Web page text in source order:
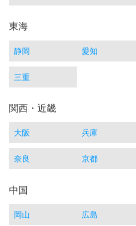
東海
静岡 愛知
三重
関西・近畿
大阪 兵庫
奈良 京都
中国
岡山 広島